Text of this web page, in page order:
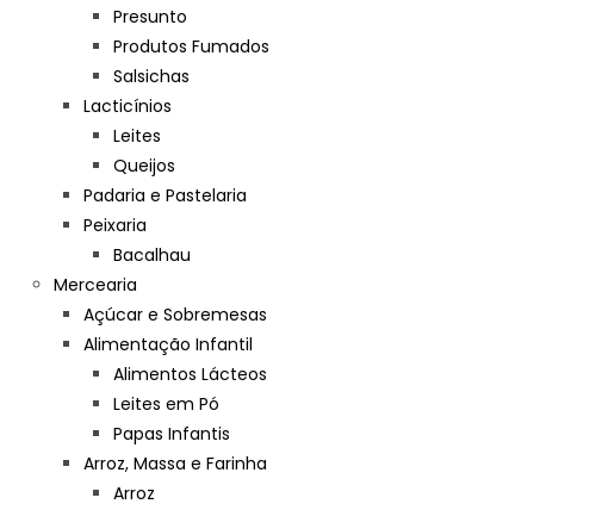
Presunto
Produtos Fumados
Salsichas
Lacticínios
Leites
Queijos
Padaria e Pastelaria
Peixaria
Bacalhau
Mercearia
Açúcar e Sobremesas
Alimentação Infantil
Alimentos Lácteos
Leites em Pó
Papas Infantis
Arroz, Massa e Farinha
Arroz